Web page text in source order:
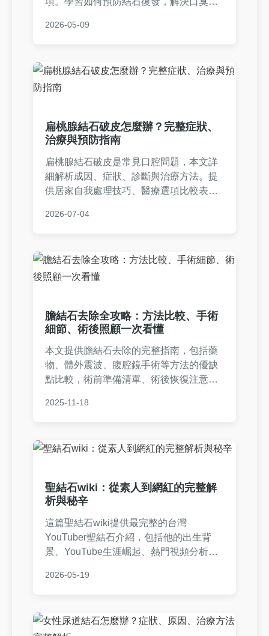
驗分享，幫助你徹底掌握扁桃腺結石處理
2026-05-09
扁桃腺結石破皮怎麼辦？完整症狀、
治療與預防指南
扁桃腺結石破皮是常見口腔問題，本文詳
細解析成因、症狀、診斷與治療方法。提
供居家自我處理技巧、醫療選項比較表及
例分享和常見問答，解決所有相關疑問。
2026-07-04
膽結石去除全攻略：方法比較、手術
細節、術後照顧一次看懂
本文提供膽結石去除的完整指南，包括藥
物、體外震波、腹腔鏡手術等方法的優缺
點比較，術前準備清單、術後恢復注意事
石去除的全過程，做出明智決定。
2025-11-18
聖結石wiki：從素人到網紅的完整解
析與秘辛
這篇聖結石wiki提供最完整的台灣
YouTuber聖結石介紹，包括他的出生背
景、YouTube生涯崛起、熱門視頻分析、
新粉絲還是老觀眾，都能找到所有實用信
2026-05-19